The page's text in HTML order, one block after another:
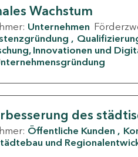
Wachstum
Unternehmen
Innovationen und
des
Öffentliche Kunden
und